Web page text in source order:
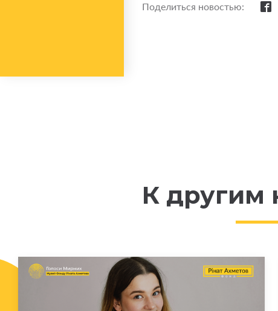
Поделиться новостью:
К другим